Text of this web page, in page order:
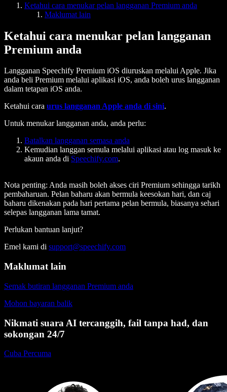
Ketahui cara menukar pelan langganan Premium anda
Maklumat lain
Ketahui cara menukar pelan langganan
Premium anda
Langganan Speechify Premium iOS diuruskan melalui Apple. Jika
anda beli Premium melalui aplikasi iOS, anda boleh urus langganan
dalam tetapan iOS anda.
Ketahui cara urus langganan Apple anda di sini.
Untuk menukar langganan anda, anda perlu:
Batalkan langganan semasa anda
Kemudian langgan semula melalui aplikasi atau log masuk ke
akaun anda di Speechify.com.
Nota penting: Anda masih boleh akses ciri Premium sehingga tarikh
pembaharuan. Pelan baharu akan bermula keesokan hari, dan caj
baharu dikenakan pada hari pertama pelan bermula, biasanya sehari
selepas langganan lama tamat.
Perlukan bantuan lanjut?
Emel kami di support@speechify.com
Maklumat lain
Semak butiran langganan Premium anda
Mohon bayaran balik
Nikmati suara AI tercanggih, fail tanpa had, dan
sokongan 24/7
Cuba Percuma